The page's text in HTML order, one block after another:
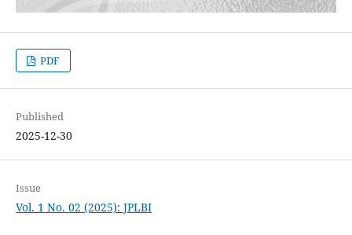
PDF
Published
2025-12-30
Issue
Vol. 1 No. 02 (2025): JPLBI